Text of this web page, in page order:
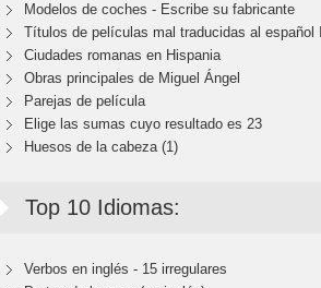
Modelos de coches - Escribe su fabricante
Títulos de películas mal traducidas al español II
Ciudades romanas en Hispania
Obras principales de Miguel Ángel
Parejas de película
Elige las sumas cuyo resultado es 23
Huesos de la cabeza (1)
Top 10 Idiomas:
Verbos en inglés - 15 irregulares